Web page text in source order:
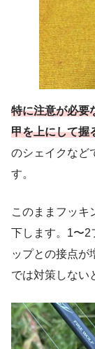
特に注意が必要
甲を上にして握
のシェイクなど
す。
このままフッキ
下します。1〜2
ップとの接点が
では対策しない